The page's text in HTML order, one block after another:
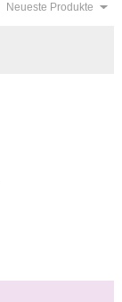
Neueste Produkte